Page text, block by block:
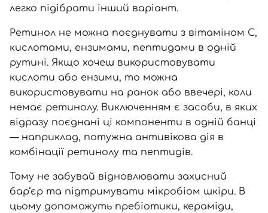
легко підібрати інший варіант.
Ретинол не можна поєднувати з вітаміном С,
кислотами, ензимами, пептидами в одній
рутині. Якщо хочеш використовувати
кислоти або ензими, то можна
використовувати на ранок або ввечері, коли
немає ретинолу. Виключенням є засоби, в яких
відразу поєднані ці компоненти в одній банці
— наприклад, потужна антивікова дія в
комбінації ретинолу та пептидів.
Тому не забувай відновлювати захисний
бар‘єр та підтримувати мікробіом шкіри. В
цьому допоможуть пребіотики, кераміди,